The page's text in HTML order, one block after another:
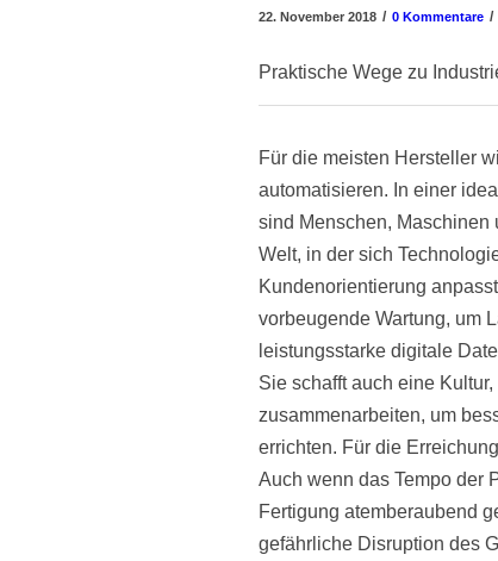
22. November 2018 / 0 Kommentare /
Praktische Wege zu
Für die meisten Hersteller
automatisieren. In einer
sind Menschen,
Welt, in der sich
Kundenorientierung
vorbeugende Wartung, um
leistungsstarke digitale
Sie schafft auch eine
zusammenarbeiten, um
errichten. Für die
Auch wenn das Tempo der
Fertigung atemberaubend
gefährliche Disruption des